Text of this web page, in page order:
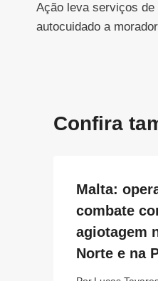
de
Ação leva serviços de
autocuidado a
Confira
Malta:
combate
agiotagem
Norte e na